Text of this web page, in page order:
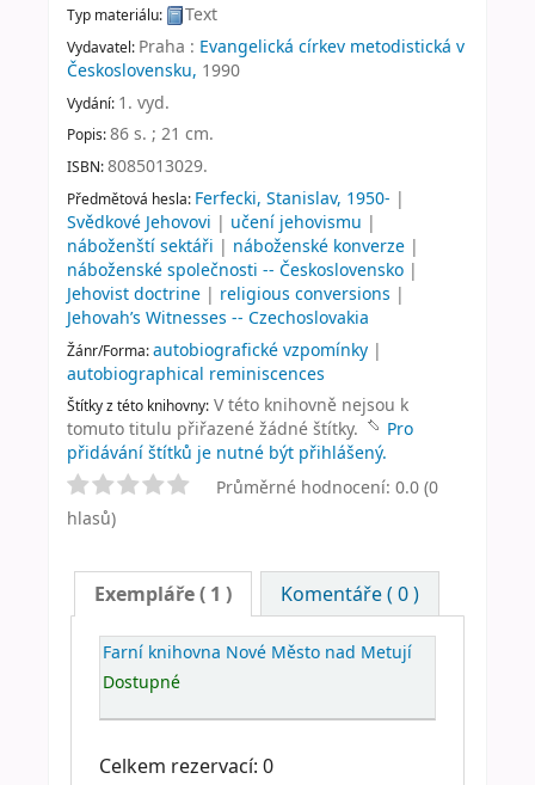
Typ materiálu: Text
Vydavatel: Praha : Evangelická církev metodistická v
Československu, 1990
Vydání: 1. vyd.
Popis:86 s. ; 21 cm.
ISBN:8085013029.
Předmětová hesla: Ferfecki, Stanislav, 1950- |
Svědkové Jehovovi | učení jehovismu |
náboženští sektáři | náboženské konverze |
náboženské společnosti -- Československo |
Jehovist doctrine | religious conversions |
Jehovah’s Witnesses -- Czechoslovakia
Žánr/Forma:autobiografické vzpomínky |
autobiographical reminiscences
Štítky z této knihovny: V této knihovně nejsou k
tomuto titulu přiřazené žádné štítky.
Pro
přidávání štítků je nutné být přihlášený.
Průměrné hodnocení: 0.0 (0
hlasů)
Exempláře( 1 ) Komentáře ( 0 )
Farní knihovna Nové Město nad Metují
Dostupné
Celkem rezervací: 0